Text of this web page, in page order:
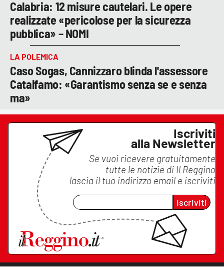
Calabria: 12 misure cautelari. Le opere
realizzate «pericolose per la sicurezza
pubblica» – NOMI
LA POLEMICA
Caso Sogas, Cannizzaro blinda l'assessore
Catalfamo: «Garantismo senza se e senza
ma»
Iscriviti
alla Newsletter
Se vuoi ricevere gratuitamente
tutte le notizie di Il Reggino
lascia il tuo indirizzo email e iscriviti
Iscriviti